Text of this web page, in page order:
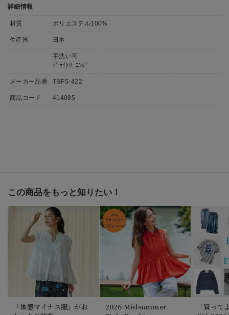
詳細情報
材質 ポリエステル100%
生産国 日本
手洗い可
ﾄﾞﾗｲｸﾘｰﾆﾝｸﾞ
メーカー品番 TBFS-422
商品コード 414085
この商品をもっと知りたい！
「体感マイナス服」がお
2026 Midsummer
「買って